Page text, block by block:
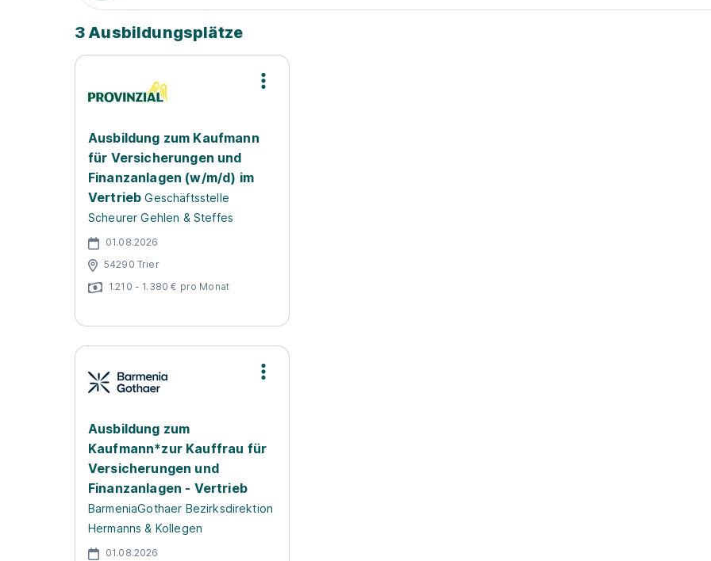
3 Ausbildungsplätze
Ausbildung zum Kaufmann
für Versicherungen und
Finanzanlagen (w/m/d) im
Vertrieb Geschäftsstelle
Scheurer Gehlen & Steffes
01.08.2026
54290 Trier
1.210 - 1.380 € pro Monat
Ausbildung zum
Kaufmann*zur Kauffrau für
Versicherungen und
Finanzanlagen - Vertrieb
BarmeniaGothaer Bezirksdirektion
Hermanns & Kollegen
01.08.2026